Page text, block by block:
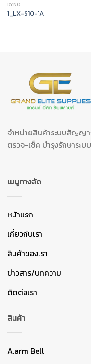
DYNO
1_LX-S10-1A
จำหน่ายสินค้าระบบสัญญ
ตรวจ-เช็ค บำรุงรักษาร
เมนูทางลัด
หน้าแรก
เกี่ยวกับเรา
สินค้าของเรา
ข่าวสาร/บทความ
ติดต่อเรา
สินค้า
Alarm Bell